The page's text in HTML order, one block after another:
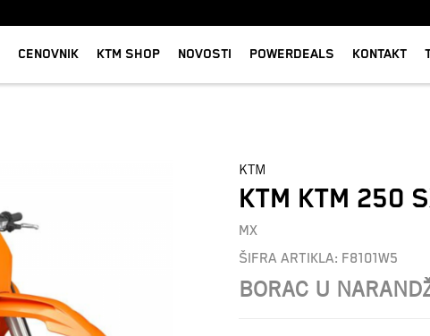
CENOVNIK KTM SHOP NOVOSTI POWERDEALS KONTAKT
KTM
KTM KTM 250
MX
ŠIFRA ARTIKLA: F8101W5
BORAC U